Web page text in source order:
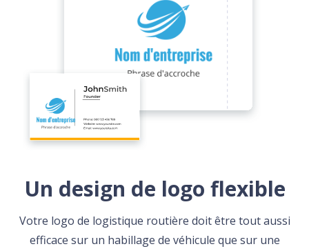
Un design de logo flexible
Votre logo de logistique routière doit être tout aussi
efficace sur un habillage de véhicule que sur une